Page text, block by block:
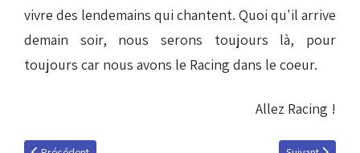
vivre des lendemains qui chantent. Quoi qu'il arrive
demain soir, nous serons toujours là, pour
toujours car nous avons le Racing dans le coeur.
Allez Racing !